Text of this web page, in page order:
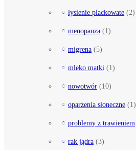
łysienie plackowate (2)
menopauza (1)
migrena (5)
mleko matki (1)
nowotwór (10)
oparzenia słoneczne (1)
problemy z trawieniem
rak jądra (3)